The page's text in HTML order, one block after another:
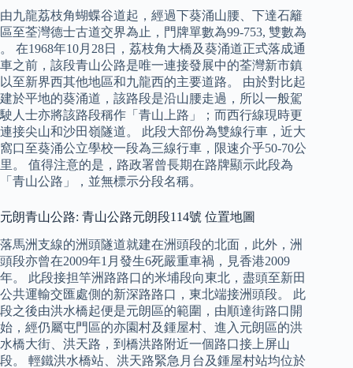
由九龍荔枝角蝴蝶谷道起，經過下葵涌山腰、下達石籬
區至荃灣德士古道交界為止，門牌單數為99-753, 雙數為
。 在1968年10月28日，荔枝角大橋及葵涌道正式落成通
車之前，該段青山公路是唯一連接發展中的荃灣新市鎮
以至新界西其他地區和九龍西的主要道路。 由於對比起
建於平地的葵涌道，該路段是沿山腰走過，所以一般駕
駛人士亦將該路段稱作「青山上路」；而西行線現時更
連接尖山和沙田嶺隧道。 此段大部份為雙線行車，近大
窩口至葵涌公立學校一段為三線行車，限速介乎50-70公
里。 值得注意的是，路政署曾長期在路牌顯示此段為
「青山公路」，並無標示分段名稱。
元朗青山公路: 青山公路元朗段114號 位置地圖
落馬洲支線的洲頭隧道就建在洲頭段的北面，此外，洲
頭段亦曾在2009年1月發生6死嚴重車禍，見香港2009
年。 此段接担竿洲路路口的米埔段向東北，盡頭至新田
公共運輸交匯處側的新深路路口，東北端接洲頭段。 此
段之後由洪水橋起便是元朗區的範圍，由順達街路口開
始，經仍屬屯門區的亦園村及鍾屋村、進入元朗區的洪
水橋大街、洪天路，到橋洪路附近一個路口接上屏山
段。 輕鐵洪水橋站、洪天路緊急月台及鍾屋村站均位於